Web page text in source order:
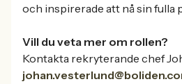
och inspirerade att nå sin fulla
Vill du veta mer om rollen?
Kontakta rekryterande chef